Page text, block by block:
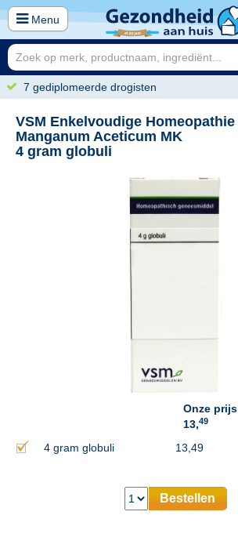
Menu
7 gediplomeerde drogisten
VSM Enkelvoudige Homeopathie
Manganum Aceticum MK
4 gram globuli
Onze prijs
13,49
4 gram globuli 13,49
Bestellen